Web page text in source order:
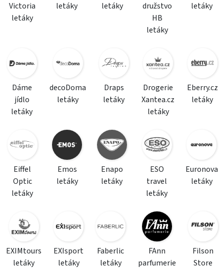
Victoria
letáky
letáky
letáky
družstvo
HB
letáky
letáky
Dáme
jídlo
letáky
decoDoma
letáky
Draps
letáky
Drogerie
Xantea.cz
letáky
Eberry.cz
letáky
Eiffel
Optic
letáky
Emos
letáky
Enapo
letáky
ESO
travel
letáky
Euronova
letáky
EXIMtours
letáky
EXIsport
letáky
Faberlic
letáky
FAnn
parfumerie
Filson
Store